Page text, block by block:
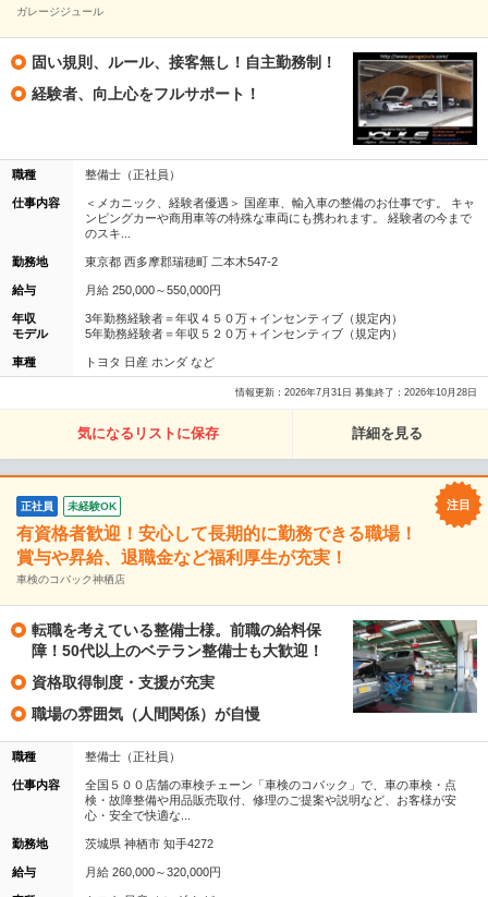
ガレージジュール
固い規則、ルール、接客無し！自主勤務制！
経験者、向上心をフルサポート！
職種 整備士（正社員）
仕事内容
＜メカニック、経験者優遇＞ 国産車、輸入車の整備のお仕事です。 キャ
ンピングカーや商用車等の特殊な車両にも携われます。 経験者の今まで
のスキ...
勤務地 東京都 西多摩郡瑞穂町 二本木547-2
給与 月給 250,000～550,000円
年収
モデル
3年勤務経験者＝年収４５０万＋インセンティブ（規定内）
5年勤務経験者＝年収５２０万＋インセンティブ（規定内）
車種 トヨタ 日産 ホンダ など
情報更新：2026年7月31日 募集終了：2026年10月28日
気になるリストに保存 詳細を見る
正社員 未経験OK
有資格者歓迎！安心して長期的に勤務できる職場！
賞与や昇給、退職金など福利厚生が充実！
車検のコバック神栖店
転職を考えている整備士様。前職の給料保
障！50代以上のベテラン整備士も大歓迎！
資格取得制度・支援が充実
職場の雰囲気（人間関係）が自慢
職種 整備士（正社員）
仕事内容
全国５００店舗の車検チェーン「車検のコバック」で、車の車検・点
検・故障整備や用品販売取付、修理のご提案や説明など、お客様が安
心・安全で快適な...
勤務地 茨城県 神栖市 知手4272
給与 月給 260,000～320,000円